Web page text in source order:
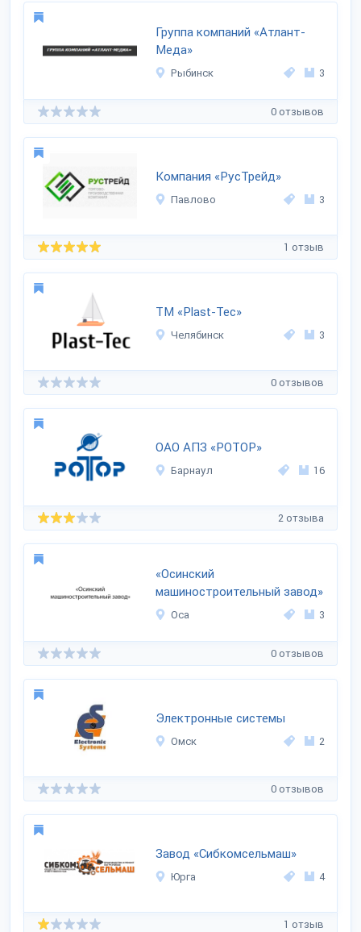
Группа компаний «Атлант-
Меда»
Рыбинск 3
0 отзывов
Компания «РусТрейд»
Павлово 3
1 отзыв
ТМ «Plast-Tec»
Челябинск 3
0 отзывов
ОАО АПЗ «РОТОР»
Барнаул 16
2 отзыва
«Осинский
машиностроительный завод»
Оса 3
0 отзывов
Электронные системы
Омск 2
0 отзывов
Завод «Сибкомсельмаш»
Юрга 4
1 отзыв